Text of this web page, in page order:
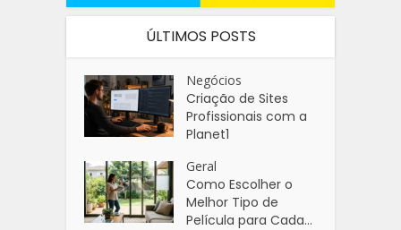
ÚLTIMOS POSTS
Negócios
Criação de Sites
Profissionais com a
Planet1
Geral
Como Escolher o
Melhor Tipo de
Película para Cada...